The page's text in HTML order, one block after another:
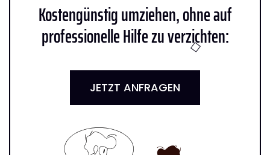
Kostengünstig umziehen, ohne auf
professionelle Hilfe zu verzichten:
JETZT ANFRAGEN